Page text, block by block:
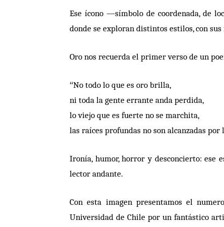
Ese ícono —símbolo de coordenada, de
donde se exploran distintos estilos, con
Oro nos recuerda el primer verso de un
“No todo lo que es oro brilla,
ni toda la gente errante anda perdida,
lo viejo que es fuerte no se marchita,
las raíces profundas no son alcanzadas por
Ironía, humor, horror y desconcierto: ese
lector andante.
Con esta imagen presentamos el
Universidad de Chile por un fantástico